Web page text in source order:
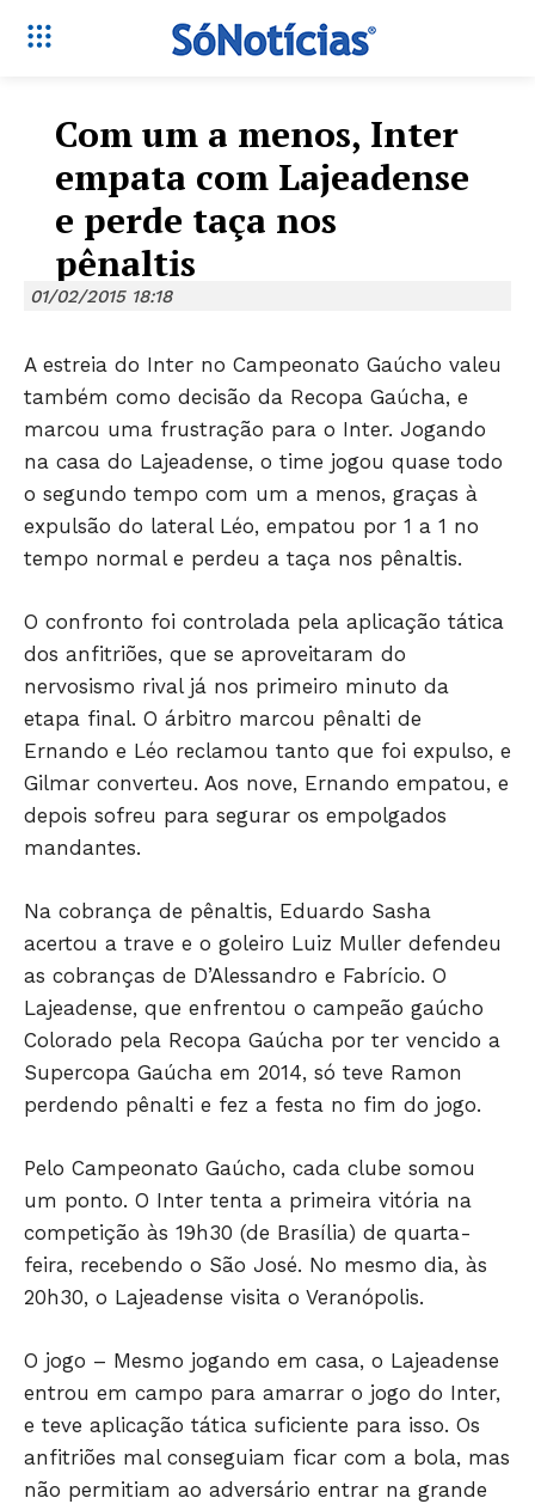
Só Notícias
Com um a menos, Inter
empata com Lajeadense
e perde taça nos
pênaltis
01/02/2015 18:18
A estreia do Inter no Campeonato Gaúcho valeu
também como decisão da Recopa Gaúcha, e
marcou uma frustração para o Inter. Jogando
na casa do Lajeadense, o time jogou quase todo
o segundo tempo com um a menos, graças à
expulsão do lateral Léo, empatou por 1 a 1 no
tempo normal e perdeu a taça nos pênaltis.
O confronto foi controlada pela aplicação tática
dos anfitriões, que se aproveitaram do
nervosismo rival já nos primeiro minuto da
etapa final. O árbitro marcou pênalti de
Ernando e Léo reclamou tanto que foi expulso, e
Gilmar converteu. Aos nove, Ernando empatou, e
depois sofreu para segurar os empolgados
mandantes.
Na cobrança de pênaltis, Eduardo Sasha
acertou a trave e o goleiro Luiz Muller defendeu
as cobranças de D’Alessandro e Fabrício. O
Lajeadense, que enfrentou o campeão gaúcho
Colorado pela Recopa Gaúcha por ter vencido a
Supercopa Gaúcha em 2014, só teve Ramon
perdendo pênalti e fez a festa no fim do jogo.
Pelo Campeonato Gaúcho, cada clube somou
um ponto. O Inter tenta a primeira vitória na
competição às 19h30 (de Brasília) de quarta-
feira, recebendo o São José. No mesmo dia, às
20h30, o Lajeadense visita o Veranópolis.
O jogo – Mesmo jogando em casa, o Lajeadense
entrou em campo para amarrar o jogo do Inter,
e teve aplicação tática suficiente para isso. Os
anfitriões mal conseguiam ficar com a bola, mas
não permitiam ao adversário entrar na grande